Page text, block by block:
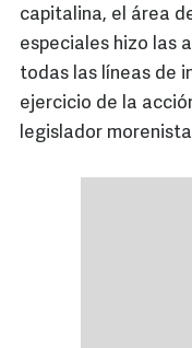
capitalina, el área
especiales hizo las
todas las líneas de
ejercicio de la
legislador